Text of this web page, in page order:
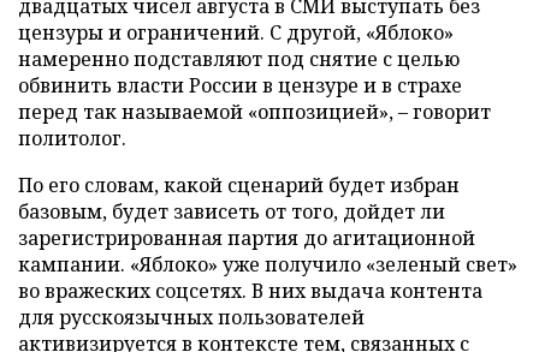
двадцатых чисел августа в СМИ выступать без
цензуры и ограничений. С другой, «Яблоко»
намеренно подставляют под снятие с целью
обвинить власти России в цензуре и в страхе
перед так называемой «оппозицией», – говорит
политолог.
По его словам, какой сценарий будет избран
базовым, будет зависеть от того, дойдет ли
зарегистрированная партия до агитационной
кампании. «Яблоко» уже получило «зеленый свет»
во вражеских соцсетях. В них выдача контента
для русскоязычных пользователей
активизируется в контексте тем, связанных с